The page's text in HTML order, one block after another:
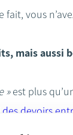
vous
mais aussi
»est plus
des devoirs